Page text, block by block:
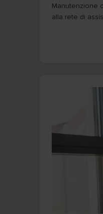
Manutenzione
alla rete di